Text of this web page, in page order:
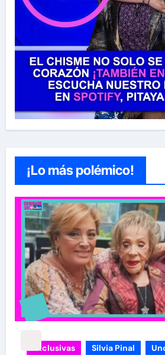
¡Lo más polémico!
carolina Sandoval Exclusivas